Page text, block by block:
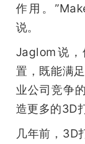
机
作用。
说。
Jaglom说
置，既能满
业公司竞争
造更多的3D
几年前，3D